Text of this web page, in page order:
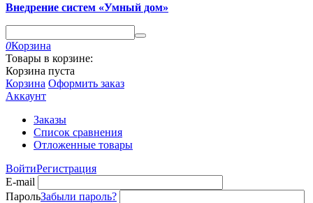
Внедрение систем «Умный дом»
0Корзина
Товары в корзине:
Корзина пуста
Корзина Оформить заказ
Аккаунт
Заказы
Список сравнения
Отложенные товары
ВойтиРегистрация
E-mail
ПарольЗабыли пароль?